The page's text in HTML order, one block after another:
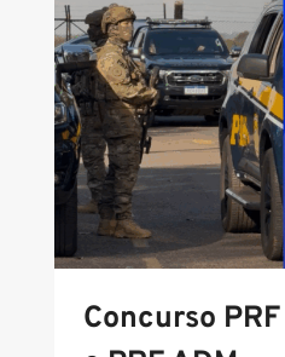
TUDO
SOBRE
O
PRÓXIMO
EDITAL
Concurso